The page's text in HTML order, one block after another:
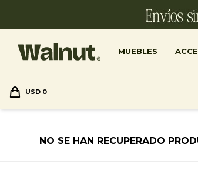
MUEBLES
USD 0
NO SE HAN RECUPERADO